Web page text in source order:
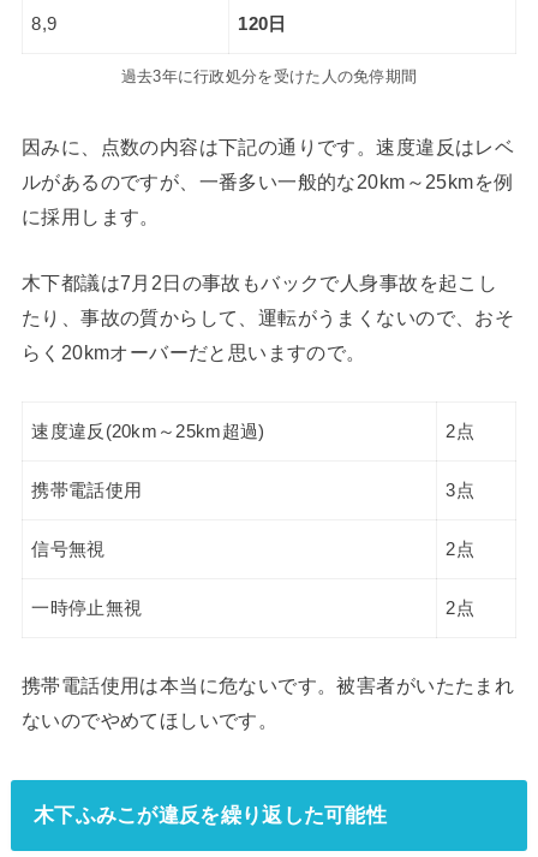
8,9 120日
過去3年に行政処分を受けた人の免停期間
因みに、点数の内容は下記の通りです。速度違反はレベ
ルがあるのですが、一番多い一般的な20km～25kmを例
に採用します。
木下都議は7月2日の事故もバックで人身事故を起こし
たり、事故の質からして、運転がうまくないので、おそ
らく20kmオーバーだと思いますので。
速度違反(20km～25km超過) 2点
携帯電話使用 3点
信号無視 2点
一時停止無視 2点
携帯電話使用は本当に危ないです。被害者がいたたまれ
ないのでやめてほしいです。
木下ふみこが違反を繰り返した可能性